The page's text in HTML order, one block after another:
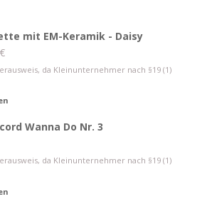
mit EM-Keramik - Daisy
€
da Kleinunternehmer nach §19 (1)
Wanna Do Nr. 3
da Kleinunternehmer nach §19 (1)